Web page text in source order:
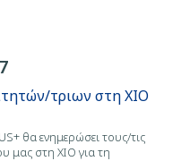
τριων στη ΧΙΟ
θα ενημερώσει τους/τις
μας στη ΧΙΟ για τη